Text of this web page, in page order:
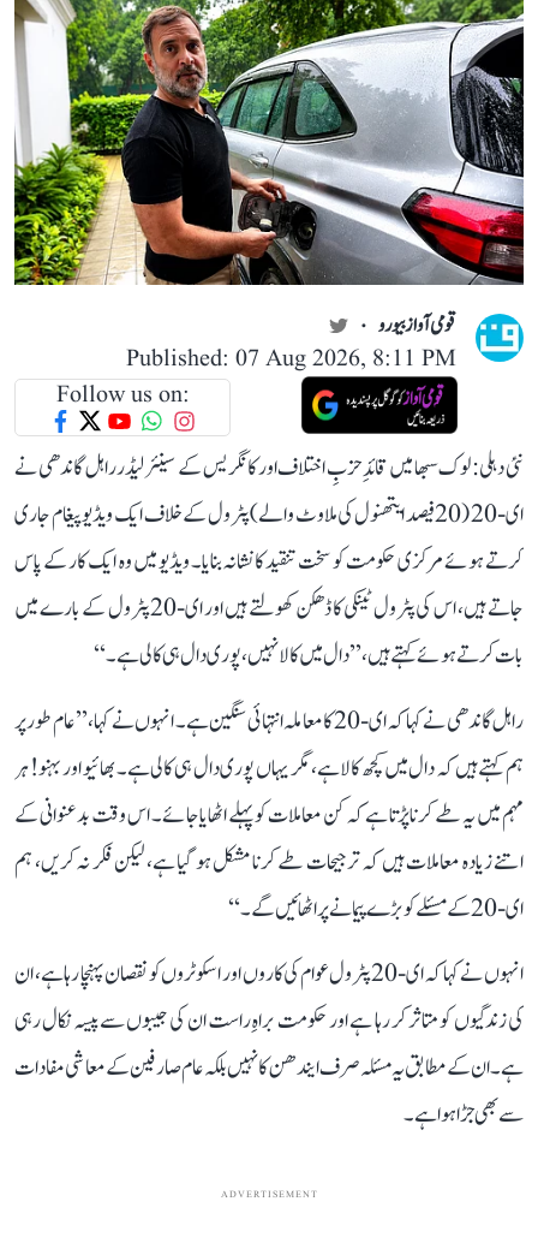
قومی آواز بیورو
Published: 07 Aug 2026, 8:11 PM
Follow us on:
نئی دہلی: لوک سبھا میں قائدِ حزبِ اختلاف اور کانگریس کے سینئر لیڈر راہل گاندھی نے
ای-20 (20 فیصد ایتھنول کی ملاوٹ والے) پٹرول کے خلاف ایک ویڈیو پیغام جاری
کرتے ہوئے مرکزی حکومت کو سخت تنقید کا نشانہ بنایا۔ ویڈیو میں وہ ایک کار کے پاس
جاتے ہیں، اس کی پٹرول ٹینکی کا ڈھکن کھولتے ہیں اور ای-20 پٹرول کے بارے میں
بات کرتے ہوئے کہتے ہیں، ’’دال میں کالا نہیں، پوری دال ہی کالی ہے۔‘‘
راہل گاندھی نے کہا کہ ای-20 کا معاملہ انتہائی سنگین ہے۔ انہوں نے کہا، ’’عام طور پر
ہم کہتے ہیں کہ دال میں کچھ کالا ہے، مگر یہاں پوری دال ہی کالی ہے۔ بھائیو اور بہنو! ہر
مہم میں یہ طے کرنا پڑتا ہے کہ کن معاملات کو پہلے اٹھایا جائے۔ اس وقت بدعنوانی کے
اتنے زیادہ معاملات ہیں کہ ترجیحات طے کرنا مشکل ہو گیا ہے، لیکن فکر نہ کریں، ہم
ای-20 کے مسئلے کو بڑے پیمانے پر اٹھائیں گے۔‘‘
انہوں نے کہا کہ ای-20 پٹرول عوام کی کاروں اور اسکوٹروں کو نقصان پہنچا رہا ہے، ان
کی زندگیوں کو متاثر کر رہا ہے اور حکومت براہِ راست ان کی جیبوں سے پیسہ نکال رہی
ہے۔ ان کے مطابق یہ مسئلہ صرف ایندھن کا نہیں بلکہ عام صارفین کے معاشی مفادات
سے بھی جڑا ہوا ہے۔
ADVERTISEMENT